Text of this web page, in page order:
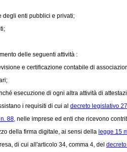
enti pubblici e privati;
delle seguenti attività :
e certificazione contabile di
esecuzione di ogni altra attività di
i requisiti di cui al decreto legislativo
88, nelle imprese ed enti che ricevono
della firma digitale, ai sensi della legge 15
di cui all'articolo 34, comma 4, del